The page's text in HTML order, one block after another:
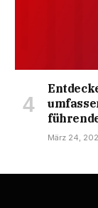
März 24,